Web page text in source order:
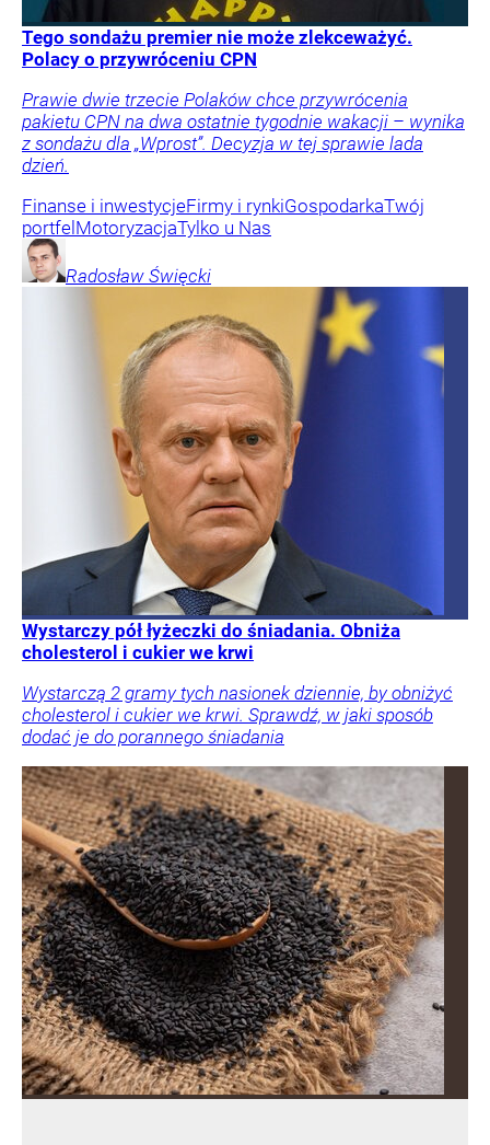
Tego sondażu premier nie może zlekceważyć.
Polacy o przywróceniu CPN
Prawie dwie trzecie Polaków chce przywrócenia
pakietu CPN na dwa ostatnie tygodnie wakacji – wynika
z sondażu dla „Wprost”. Decyzja w tej sprawie lada
dzień.
Finanse i inwestycjeFirmy i rynkiGospodarkaTwój
portfelMotoryzacjaTylko u Nas
Radosław Święcki
Wystarczy pół łyżeczki do śniadania. Obniża
cholesterol i cukier we krwi
Wystarczą 2 gramy tych nasionek dziennie, by obniżyć
cholesterol i cukier we krwi. Sprawdź, w jaki sposób
dodać je do porannego śniadania